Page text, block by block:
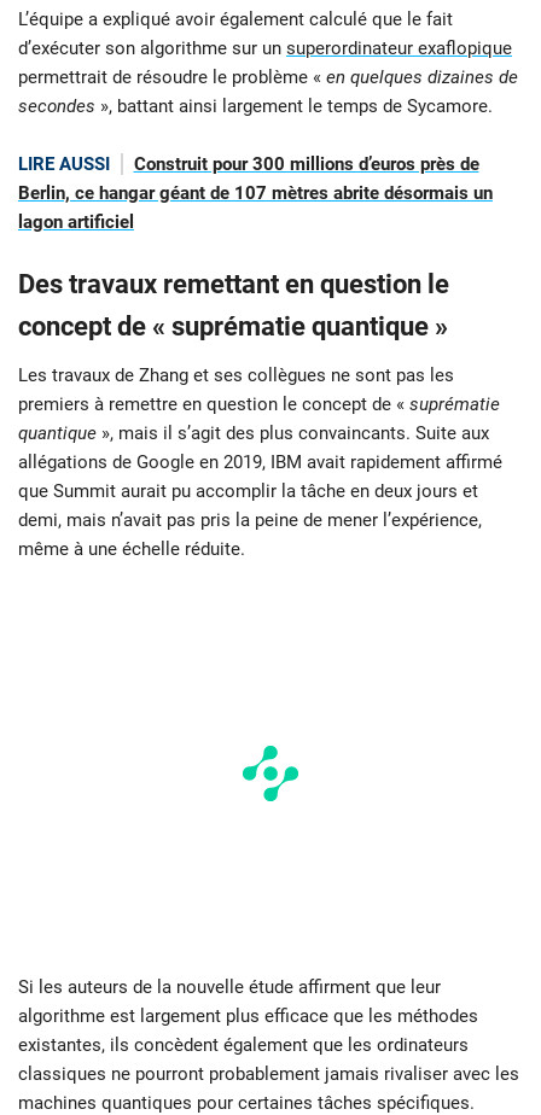
L’équipe a expliqué avoir également calculé que le fait
d’exécuter son algorithme sur un superordinateur exaflopique
permettrait de résoudre le problème « en quelques dizaines de
secondes », battant ainsi largement le temps de Sycamore.
LIRE AUSSI
Construit pour 300 millions d’euros près de
Berlin, ce hangar géant de 107 mètres abrite désormais un
lagon artificiel
Des travaux remettant en question le
concept de « suprématie quantique »
Les travaux de Zhang et ses collègues ne sont pas les
premiers à remettre en question le concept de « suprématie
quantique », mais il s’agit des plus convaincants. Suite aux
allégations de Google en 2019, IBM avait rapidement affirmé
que Summit aurait pu accomplir la tâche en deux jours et
demi, mais n’avait pas pris la peine de mener l’expérience,
même à une échelle réduite.
Si les auteurs de la nouvelle étude affirment que leur
algorithme est largement plus efficace que les méthodes
existantes, ils concèdent également que les ordinateurs
classiques ne pourront probablement jamais rivaliser avec les
machines quantiques pour certaines tâches spécifiques.